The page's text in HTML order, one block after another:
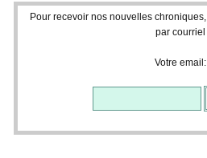
Pour recevoir nos nouvelles chroniques,
par courriel
Votre email: